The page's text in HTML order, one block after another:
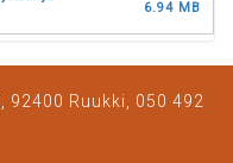
6.94 MB
92400 Ruukki, 050 492